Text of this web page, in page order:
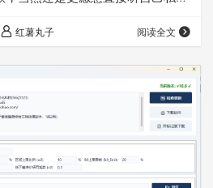
等软件完善了考虑有需要再做一份
mobimusic也是可以用的，但是我
自己做一个更方便，软件主打纯
叫百味音坊把 软件特点： 1、连
红薯丸子 阅读全文